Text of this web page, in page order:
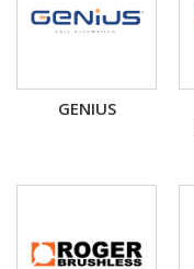
GENIUS